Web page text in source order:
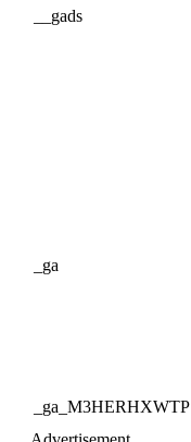
__gads
_ga
_ga_M3HERHXWTP